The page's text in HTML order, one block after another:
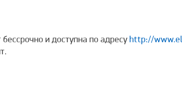
и доступна по адресу http://